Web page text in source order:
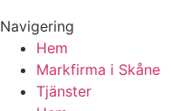
Navigering
Hem
Markfirma i Skåne
Tjänster